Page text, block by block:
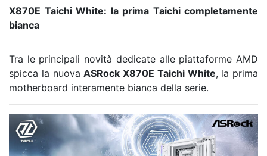
X870E Taichi White: la prima Taichi completamente
bianca
Tra le principali novità dedicate alle piattaforme AMD
spicca la nuovaASRock X870E Taichi White, la prima
motherboard interamente bianca della serie.